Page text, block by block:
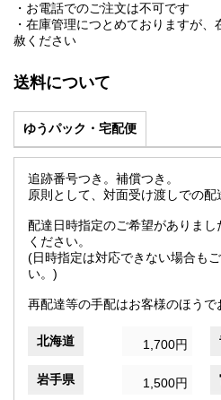
・お電話でのご注文は不可です
・在庫管理につとめておりますが
赦ください
送料について
ゆうパック・宅配便
追跡番号つき。補償つき。
原則として、対面受け渡しでの配
配達日時指定のご希望がありま
ください。
(日時指定は対応できない場合も
い。)
再配達等の手配はお客様のほうで
北海道 1,700円
岩手県 1,500円